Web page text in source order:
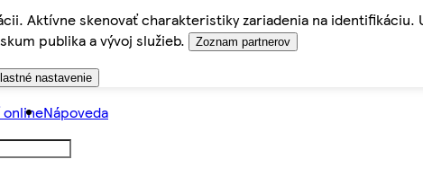
Aktívne skenovať charakteristiky zariadenia na
publika a vývoj služieb.
Zoznam partnerov
nastavenie
onlineNápoveda